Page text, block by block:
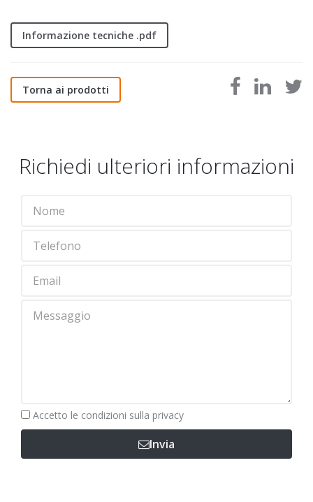
Informazione tecniche .pdf
Torna ai prodotti
Richiedi ulteriori informazioni
Obbligatorio
Accetto le condizioni sulla privacy
Invia